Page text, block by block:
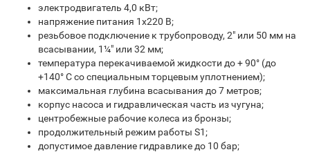
электродвигатель 4,0 кВт;
напряжение питания 1х220 В;
резьбовое подключение к трубопроводу, 2" или 50 мм на
всасывании, 1¼" или 32 мм;
температура перекачиваемой жидкости до + 90° (до
+140° C со специальным торцевым уплотнением);
максимальная глубина всасывания до 7 метров;
корпус насоса и гидравлическая часть из чугуна;
центробежные рабочие колеса из бронзы;
продолжительный режим работы S1;
допустимое давление гидравлике до 10 бар;